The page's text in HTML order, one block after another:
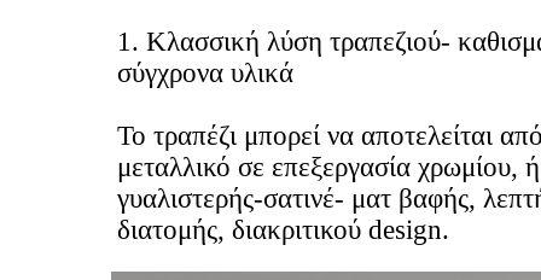
1. Κλασσική λύση τραπεζιού-
σύγχρονα υλικά
Το τραπέζι μπορεί να αποτελείται
μεταλλικό σε επεξεργασία χρωμίου,
γυαλιστερής-σατινέ- ματ βαφής,
διατομής, διακριτικού design.